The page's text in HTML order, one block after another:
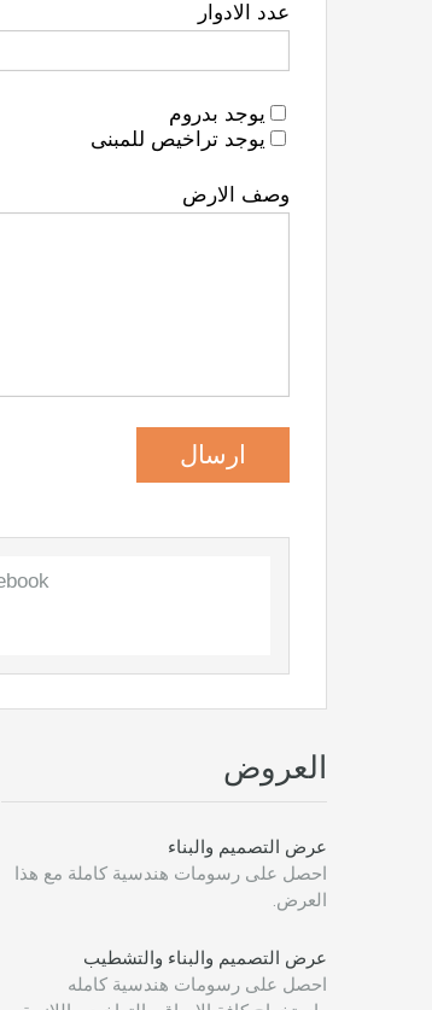
عدد الادوار
يوجد بدروم
يوجد تراخيص للمبنى
وصف الارض
العروض
عرض التصميم والبناء
احصل على رسومات هندسية كاملة مع هذا
العرض.
عرض التصميم والبناء والتشطيب
احصل على رسومات هندسية كامله